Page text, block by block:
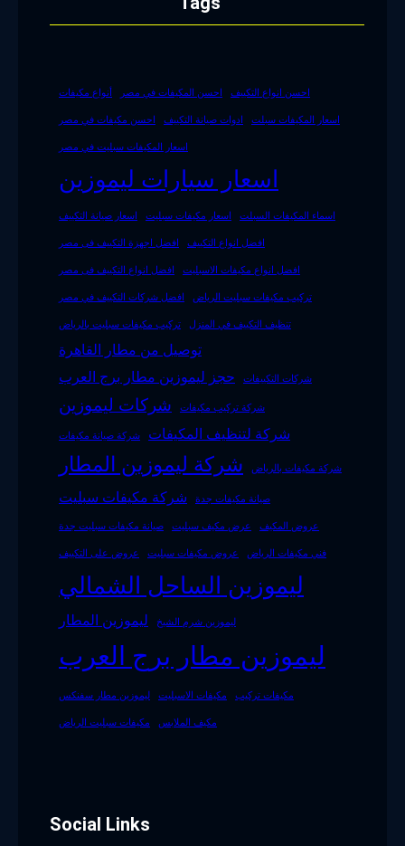
أنواع مكيفات احسن المكيفات في مصر احسن انواع التكييف
احسن مكيفات في مصر ادوات صيانة التكييف اسعار المكيفات سبلت
اسعار المكيفات سبليت في مصر
اسعار سيارات ليموزين
اسعار صيانة التكييف اسعار مكيفات سبليت اسماء المكيفات السبلت
افضل اجهزة التكييف فى مصر افضل انواع التكييف
افضل انواع التكييف فى مصر افضل انواع مكيفات الاسبليت
افضل شركات التكييف في مصر تركيب مكيفات سبليت الرياض
تركيب مكيفات سبليت بالرياض تنظيف التكييف في المنزل
توصيل من مطار القاهرة
حجز ليموزين مطار برج العرب
شركات التكييفات
شركات ليموزين شركة تركيب مكيفات
شركة صيانة مكيفات شركة لتنظيف المكيفات
شركة ليموزين المطار شركة مكيفات بالرياض
شركة مكيفات سبليت صيانة مكيفات جدة
صيانة مكيفات سبليت جدة عرض مكيف سبليت عروض المكيف
عروض على التكييف عروض مكيفات سبليت فني مكيفات الرياض
ليموزين الساحل الشمالي
ليموزين المطار ليموزين شرم الشيخ
ليموزين مطار برج العرب
ليموزين مطار سفنكس مكيفات الاسبليت مكيفات تركيب
مكيفات سبليت الرياض مكيف الملابس
Social Links